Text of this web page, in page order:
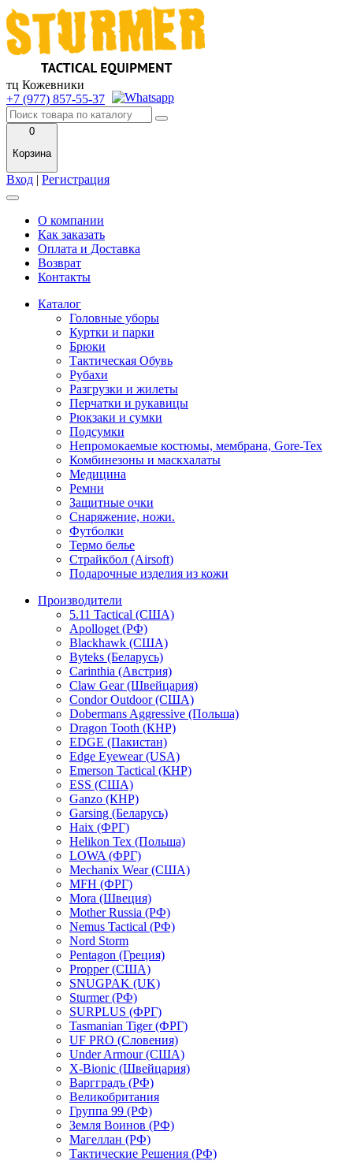
тц Кожевники
+7 (977) 857-55-37
0
Корзина
Вход | Регистрация
О компании
Как заказать
Оплата и Доставка
Возврат
Контакты
Каталог
Головные уборы
Куртки и парки
Брюки
Тактическая Обувь
Рубахи
Разгрузки и жилеты
Перчатки и рукавицы
Рюкзаки и сумки
Подсумки
Непромокаемые костюмы, мембрана, Gore-Tex
Комбинезоны и маскхалаты
Медицина
Ремни
Защитные очки
Снаряжение, ножи.
Футболки
Термо белье
Страйкбол (Airsoft)
Подарочные изделия из кожи
Производители
5.11 Tactical (США)
Apolloget (РФ)
Blackhawk (США)
Byteks (Беларусь)
Carinthia (Австрия)
Claw Gear (Швейцария)
Condor Outdoor (США)
Dobermans Aggressive (Польша)
Dragon Tooth (КНР)
EDGE (Пакистан)
Edge Eyewear (USA)
Emerson Tactical (КНР)
ESS (США)
Ganzo (КНР)
Garsing (Беларусь)
Haix (ФРГ)
Helikon Tex (Польша)
LOWA (ФРГ)
Mechanix Wear (США)
MFH (ФРГ)
Mora (Швеция)
Mother Russia (РФ)
Nemus Tactical (РФ)
Nord Storm
Pentagon (Греция)
Propper (США)
SNUGPAK (UK)
Sturmer (РФ)
SURPLUS (ФРГ)
Tasmanian Tiger (ФРГ)
UF PRO (Словения)
Under Armour (США)
X-Bionic (Швейцария)
Варгградъ (РФ)
Великобритания
Группа 99 (РФ)
Земля Воинов (РФ)
Магеллан (РФ)
Тактические Решения (РФ)